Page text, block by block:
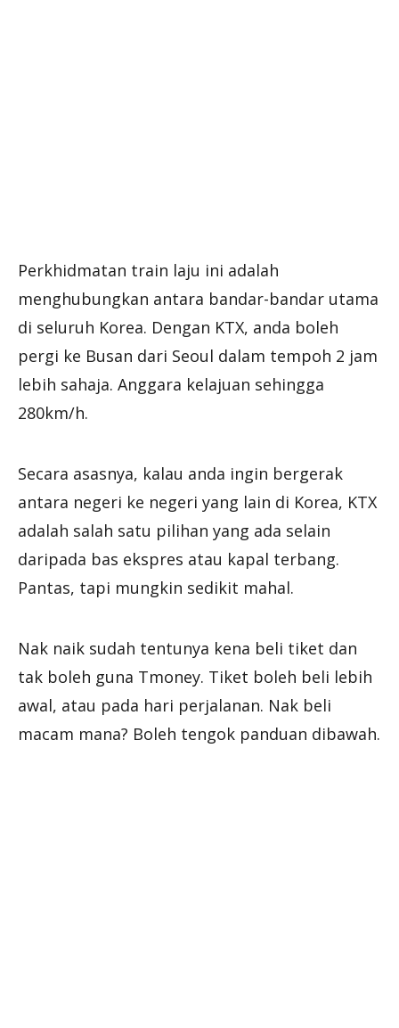
Perkhidmatan train laju ini adalah
menghubungkan antara bandar-bandar utama
di seluruh Korea. Dengan KTX, anda boleh
pergi ke Busan dari Seoul dalam tempoh 2 jam
lebih sahaja. Anggara kelajuan sehingga
280km/h.
Secara asasnya, kalau anda ingin bergerak
antara negeri ke negeri yang lain di Korea, KTX
adalah salah satu pilihan yang ada selain
daripada bas ekspres atau kapal terbang.
Pantas, tapi mungkin sedikit mahal.
Nak naik sudah tentunya kena beli tiket dan
tak boleh guna Tmoney. Tiket boleh beli lebih
awal, atau pada hari perjalanan. Nak beli
macam mana? Boleh tengok panduan dibawah.